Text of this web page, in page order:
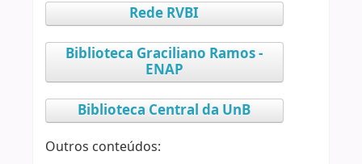
Rede RVBI
Biblioteca Graciliano Ramos -
ENAP
Biblioteca Central da UnB
Outros conteúdos: